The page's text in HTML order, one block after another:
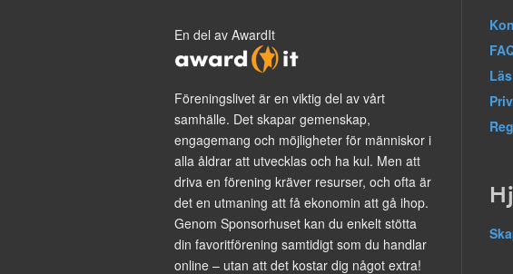
En del av AwardIt
Föreningslivet är en viktig del av vårt
samhälle. Det skapar gemenskap,
engagemang och möjligheter för människor i
alla åldrar att utvecklas och ha kul. Men att
driva en förening kräver resurser, och ofta är
det en utmaning att få ekonomin att gå ihop.
Genom Sponsorhuset kan du enkelt stötta
din favoritförening samtidigt som du handlar
online – utan att det kostar dig något extra!